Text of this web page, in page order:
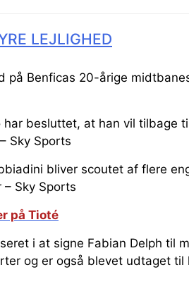
LEJLIGHED
på Benficas 20-årige
besluttet, at han vil tilbage
Sky Sports
bliver scoutet af flere
Sky Sports
på Tioté
i at signe Fabian Delph til
og er også blevet udtaget